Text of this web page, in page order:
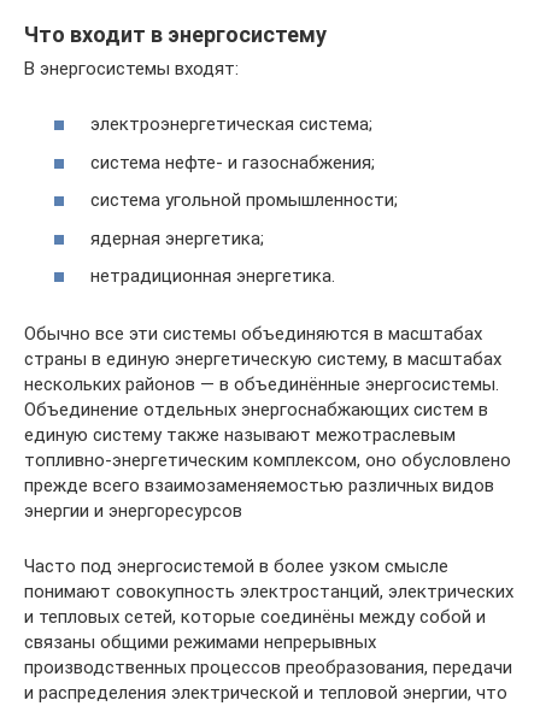
Что входит в энергосистему
В энергосистемы входят:
электроэнергетическая система;
система нефте- и газоснабжения;
система угольной промышленности;
ядерная энергетика;
нетрадиционная энергетика.
Обычно все эти системы объединяются в масштабах
страны в единую энергетическую систему, в масштабах
нескольких районов — в объединённые энергосистемы.
Объединение отдельных энергоснабжающих систем в
единую систему также называют межотраслевым
топливно-энергетическим комплексом, оно обусловлено
прежде всего взаимозаменяемостью различных видов
энергии и энергоресурсов
Часто под энергосистемой в более узком смысле
понимают совокупность электростанций, электрических
и тепловых сетей, которые соединёны между собой и
связаны общими режимами непрерывных
производственных процессов преобразования, передачи
и распределения электрической и тепловой энергии, что